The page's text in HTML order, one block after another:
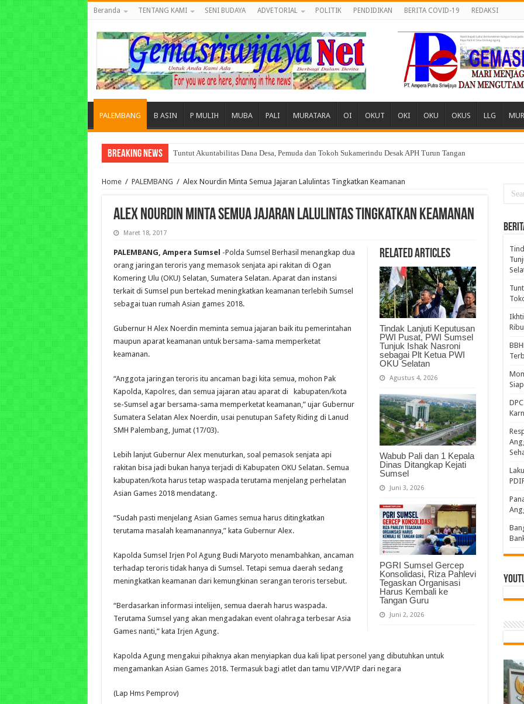
Beranda TENTANG KAMI SENI BUDAYA ADVETORIAL POLITIK PENDIDIKAN BERITA COVID-19 REDAKSI
PALEMBANG B ASIN P MULIH MUBA PALI MURATARA OI OKUT OKI OKU OKUS LLG
Breaking News Tuntut Akuntabilitas Dana Desa, Pemuda dan Tokoh Sukamerindu Desak APH Turun Tangan
Home / PALEMBANG / Alex Nourdin Minta Semua Jajaran Lalulintas Tingkatkan Keamanan
Alex Nourdin Minta Semua Jajaran Lalulintas Tingkatkan Keamanan
Maret 18, 2017
Related Articles
Tindak Lanjuti Keputusan
PWI Pusat, PWI Sumsel
Tunjuk Ishak Nasroni
sebagai Plt Ketua PWI
OKU Selatan
Agustus 4, 2026
Wabub Pali dan 1 Kepala
Dinas Ditangkap Kejati
Sumsel
Juni 3, 2026
PGRI Sumsel Gercep
Konsolidasi, Riza Pahlevi
Tegaskan Organisasi
Harus Kembali ke
Tangan Guru
Juni 2, 2026
PALEMBANG, Ampera Sumsel -Polda Sumsel Berhasil menangkap dua
orang jaringan teroris yang memasok senjata api rakitan di Ogan
Komering Ulu (OKU) Selatan, Sumatera Selatan. Aparat dan instansi
terkait di Sumsel pun bertekad meningkatkan keamanan terlebih Sumsel
sebagai tuan rumah Asian games 2018.
Gubernur H Alex Noerdin meminta semua jajaran baik itu pemerintahan
maupun aparat keamanan untuk bersama-sama memperketat
keamanan.
“Anggota jaringan teroris itu ancaman bagi kita semua, mohon Pak
Kapolda, Kapolres, dan semua jajaran atau aparat di kabupaten/kota
se-Sumsel agar bersama-sama memperketat keamanan,” ujar Gubernur
Sumatera Selatan Alex Noerdin, usai penutupan Safety Riding di Lanud
SMH Palembang, Jumat (17/03).
Lebih lanjut Gubernur Alex menuturkan, soal pemasok senjata api
rakitan bisa jadi bukan hanya terjadi di Kabupaten OKU Selatan. Semua
kabupaten/kota harus tetap waspada terutama menjelang perhelatan
Asian Games 2018 mendatang.
“Sudah pasti menjelang Asian Games semua harus ditingkatkan
terutama masalah keamanannya,” kata Gubernur Alex.
Kapolda Sumsel Irjen Pol Agung Budi Maryoto menambahkan, ancaman
terhadap teroris tidak hanya di Sumsel. Tetapi semua daerah sedang
meningkatkan keamanan dari kemungkinan serangan teroris tersebut.
“Berdasarkan informasi intelijen, semua daerah harus waspada.
Terutama Sumsel yang akan mengadakan event olahraga terbesar Asia
Games nanti,” kata Irjen Agung.
Kapolda Agung mengakui pihaknya akan menyiapkan dua kali lipat personel yang dibutuhkan untuk
mengamankan Asian Games 2018. Termasuk bagi atlet dan tamu VIP/VVIP dari negara
(Lap Hms Pemprov)